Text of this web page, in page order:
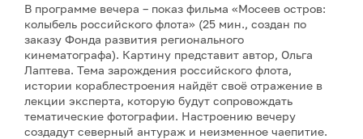
В программе вечера – показ фильма «Мосеев остров:
колыбель российского флота» (25 мин., создан по
заказу Фонда развития регионального
кинематографа). Картину представит автор, Ольга
Лаптева. Тема зарождения российского флота,
истории кораблестроения найдёт своё отражение в
лекции эксперта, которую будут сопровождать
тематические фотографии. Настроению вечеру
создадут северный антураж и неизменное чаепитие.